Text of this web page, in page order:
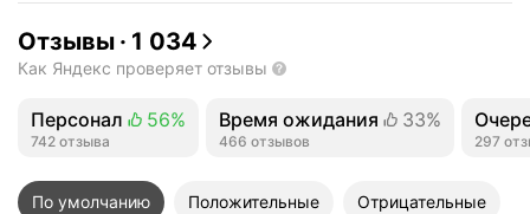
Отзывы · 1 034
Как Яндекс проверяет отзывы
Персонал
Положительных отзывов
56%
742 отзыва
Время ожидания
Положительных отзывов
33%
466 отзывов 297
По умолчанию Положительные Отрицательные